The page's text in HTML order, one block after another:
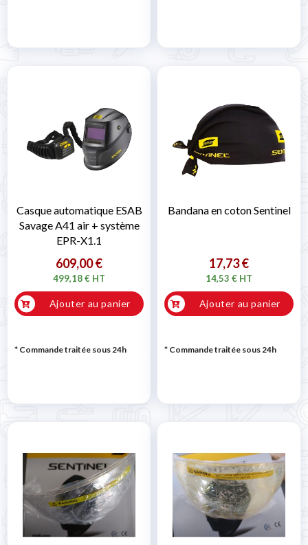
Casque automatique ESAB
Savage A41 air + système
EPR-X1.1
609,00 €
499,18 € HT
Ajouter au panier
* Commande traitée sous 24h
Bandana en coton Sentinel
17,73 €
14,53 € HT
Ajouter au panier
* Commande traitée sous 24h